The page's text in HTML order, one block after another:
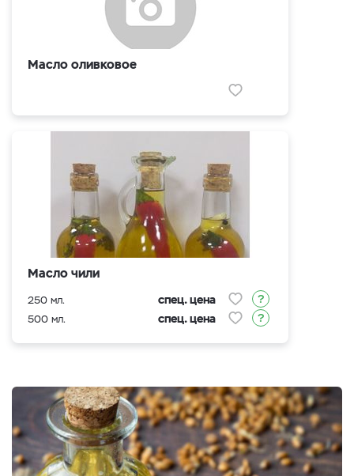
Масло оливковое
Масло чили
250 мл. спец. цена
500 мл. спец. цена